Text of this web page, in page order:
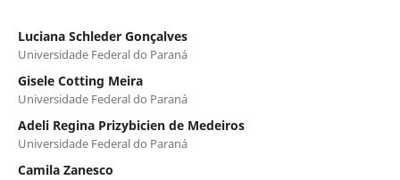
Luciana Schleder Gonçalves
Universidade Federal do Paraná
Gisele Cotting Meira
Universidade Federal do Paraná
Adeli Regina Prizybicien de Medeiros
Universidade Federal do Paraná
Camila Zanesco